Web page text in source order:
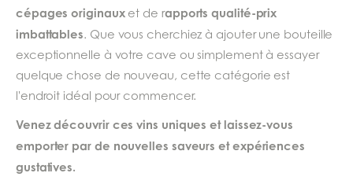
cépages originauxet de rapports qualité-prix
imbattables. Que vous cherchiez à ajouter une bouteille
exceptionnelle à votre cave ou simplement à essayer
quelque chose de nouveau, cette catégorie est
l'endroit idéal pour commencer.
Venez découvrir ces vins uniques et laissez-vous
emporter par de nouvelles saveurs et expériences
gustatives.